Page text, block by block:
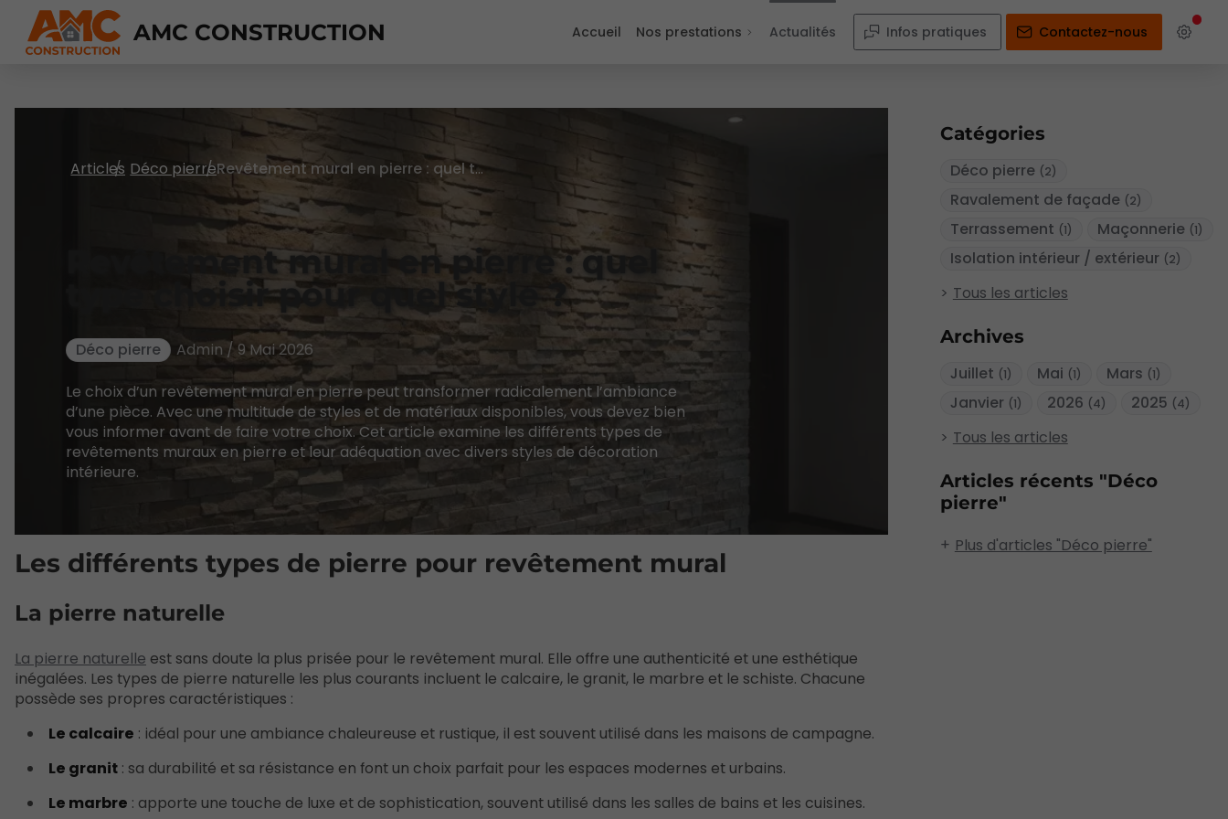
AMC CONSTRUCTION Accueil Nos prestations Actualités Infos pratiques Contactez-nous
Catégories
Déco pierre (2)
Ravalement de façade (2)
Terrassement (1) Maçonnerie (1)
Isolation intérieur / extérieur (2)
Tous les articles
Archives
Juillet (1) Mai (1) Mars (1)
Janvier (1) 2026 (4) 2025 (4)
Tous les articles
Articles récents "Déco
pierre"
Plus d'articles "Déco pierre"
Articles Déco pierre Revêtement mural en pierre : quel type choisir pour quel style ?
Revêtement mural en pierre : quel
type choisir pour quel style ?
Déco pierre
Admin / 9 Mai 2026
Le choix d’un revêtement mural en pierre peut transformer radicalement l’ambiance
d’une pièce. Avec une multitude de styles et de matériaux disponibles, vous devez bien
vous informer avant de faire votre choix. Cet article examine les différents types de
revêtements muraux en pierre et leur adéquation avec divers styles de décoration
intérieure.
Les différents types de pierre pour revêtement mural
La pierre naturelle
La pierre naturelle est sans doute la plus prisée pour le revêtement mural. Elle offre une authenticité et une esthétique
inégalées. Les types de pierre naturelle les plus courants incluent le calcaire, le granit, le marbre et le schiste. Chacune
possède ses propres caractéristiques :
Le calcaire : idéal pour une ambiance chaleureuse et rustique, il est souvent utilisé dans les maisons de campagne.
Le granit : sa durabilité et sa résistance en font un choix parfait pour les espaces modernes et urbains.
Le marbre : apporte une touche de luxe et de sophistication, souvent utilisé dans les salles de bains et les cuisines.